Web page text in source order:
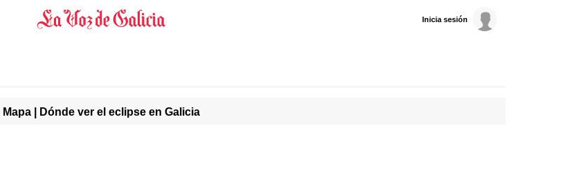
Inicia sesión
Mapa | Dónde ver el eclipse en Galicia